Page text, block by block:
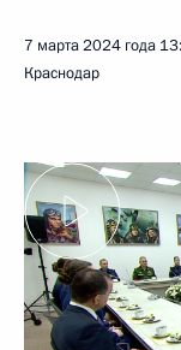
7 марта 2024 года
Краснодар